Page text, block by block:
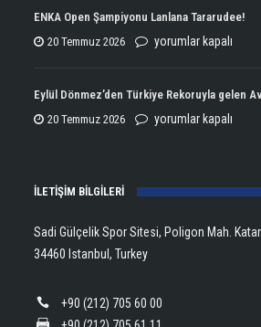
Çifte
Şampiyonluğun
Aldı!
ENKA Open Şampiyonu Lanlana Tararudee!
20 Temmuz 2026
ENKA
Şampiyonu
Lanlana
yorumlar kapalı
Eylül Dönmez’den Türkiye Rekoruyla gelen
20 Temmuz 2026
Eylül
Rekoruyla
Avrupa
yorumlar kapalı
İLETİŞİM BİLGİLERİ
Sadi Gülçelik Spor Sitesi, Poligon Mah.
34460 Istanbul, Turkey
+90 (212) 705 60 00